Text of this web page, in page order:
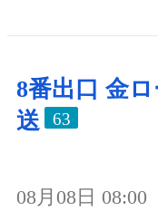
8番出口 金
送
63
08月08日 08:00